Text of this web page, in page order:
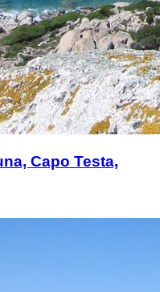
Capo Testa,